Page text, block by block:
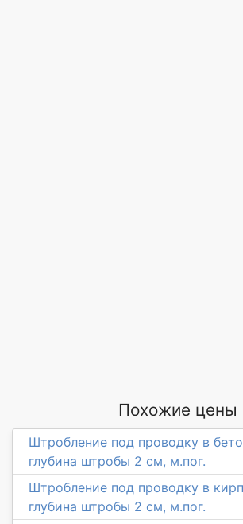
Похожие цены
Штробление под проводку в
глубина штробы 2 см, м.пог.
Штробление под проводку в
глубина штробы 2 см, м.пог.